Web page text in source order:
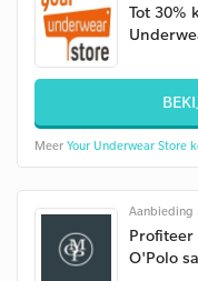
Tot 30%
Meer Your Underwear Store
Aanbieding
O'Polo